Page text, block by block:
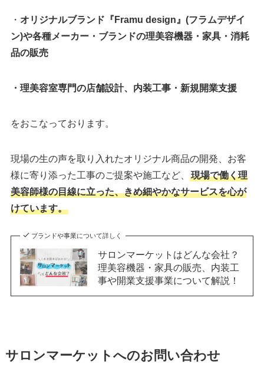
・ オリジナルブランド『Framu design』(フラムデザイ
ン)や各種メーカー・ブランドの理美容機器・家具・消耗
品の販売
・理美容室専門の店舗設計、内装工事・新規開業支援
をおこなっております。
現場の生の声を取り入れたオリジナル商品の開発、お客
様に寄り添った工事のご提案や施工など、
現場で働く理
美容師様の目線に立った、きめ細やかなサービスを心が
けています。
ブランドや事業について詳しく
サロンマーケットはどんな会社？
理美容機器・家具の販売、内装工
事や開業支援事業について解説！
サロンマーケットへのお問い合わせ